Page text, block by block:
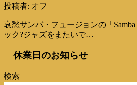
投稿者: オフ
哀愁サンバ・フュージョンの「Samba
ック?ジャズをまたいで…
休業日のお知らせ
検索